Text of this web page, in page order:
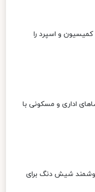
و اسپرد را
اداری و مسکونی با
شیش دنگ برای